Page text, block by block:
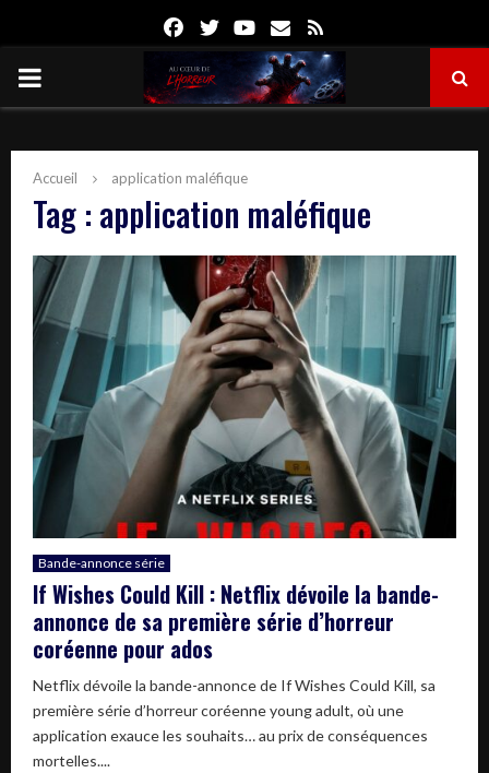
FacebookTwitterYoutube
Email
PRIMARY
Accueil application maléfique
Tag : application maléfique
Bande-annonce série
If Wishes Could Kill : Netflix dévoile la bande-
annonce de sa première série d’horreur
coréenne pour ados
Netflix dévoile la bande-annonce de If Wishes Could Kill, sa
première série d’horreur coréenne young adult, où une
application exauce les souhaits… au prix de conséquences
mortelles....